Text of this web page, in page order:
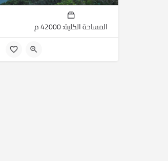
المساحة الكلية: 42000 م